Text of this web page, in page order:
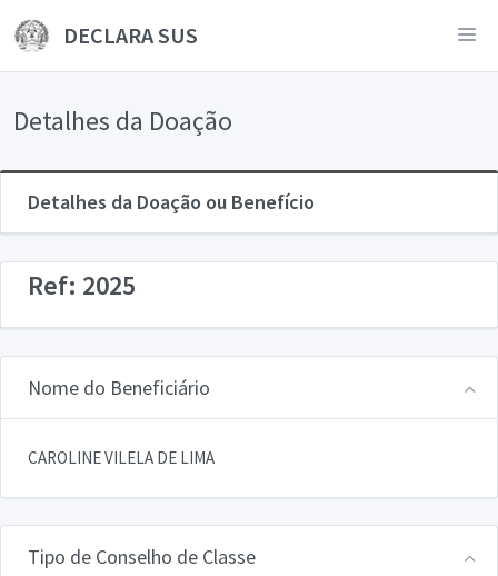
DECLARA SUS
Detalhes da Doação
Detalhes da Doação ou Benefício
Ref: 2025
Nome do Beneficiário
CAROLINE VILELA DE LIMA
Tipo de Conselho de Classe